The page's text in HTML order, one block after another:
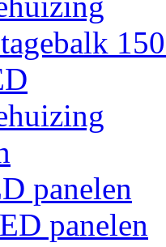
panelen
panelen